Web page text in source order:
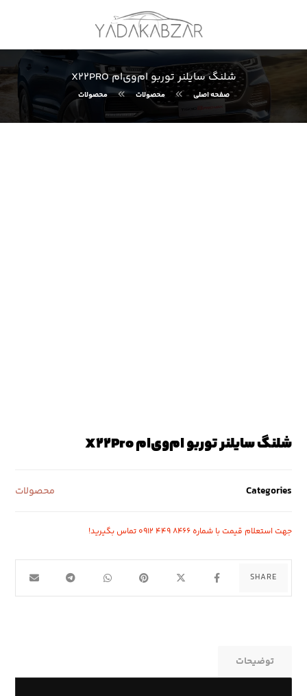
شلنگ سایلنر توربو ام‌وی‌ام X22PRO
صفحه اصلی محصولات محصولات
شلنگ سایلنر توربو ام‌وی‌ام X22Pro
Categories محصولات
جهت استعلام قیمت با شماره ۸۴۶۶ ۴۴۹ ۰۹۱۲ تماس بگیرید!
توضیحات